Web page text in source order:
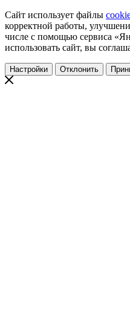
Сайт использует файлы
корректной работы,
числе с помощью сервиса
использовать сайт, вы
Настройки Отклонить